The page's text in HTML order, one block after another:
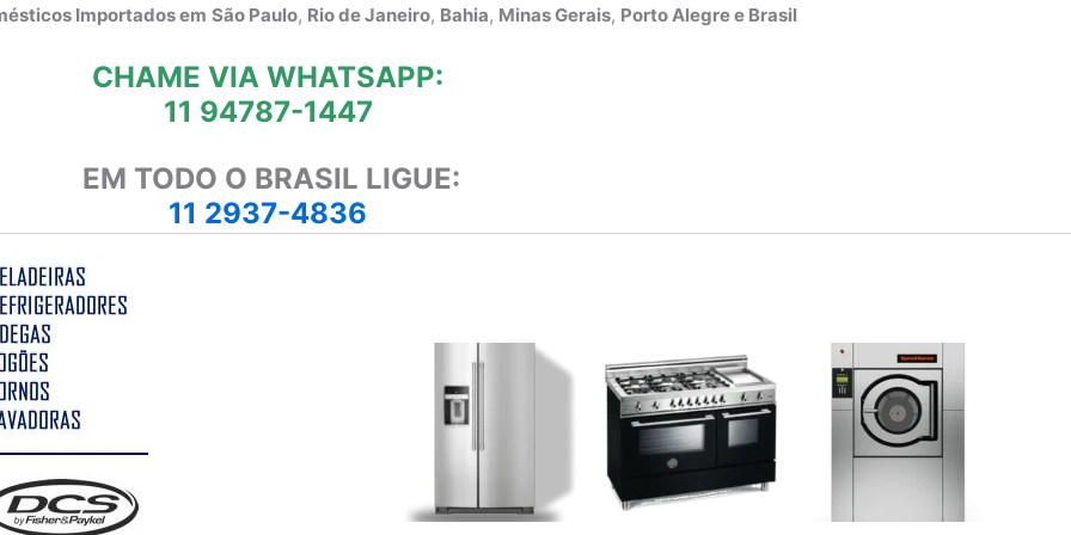
Importados em São Paulo, Rio de Janeiro, Bahia, Minas Gerais, Porto Alegre e Brasil
CHAME VIA WHATSAPP:
11 94787-1447
EM TODO O BRASIL LIGUE:
11 2937-4836